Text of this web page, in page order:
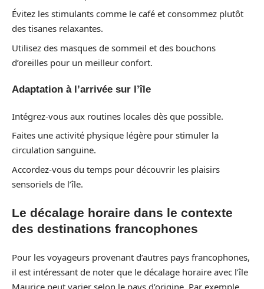
Évitez les stimulants comme le café et consommez plutôt
des tisanes relaxantes.
Utilisez des masques de sommeil et des bouchons
d’oreilles pour un meilleur confort.
Adaptation à l’arrivée sur l’île
Intégrez-vous aux routines locales dès que possible.
Faites une activité physique légère pour stimuler la
circulation sanguine.
Accordez-vous du temps pour découvrir les plaisirs
sensoriels de l’île.
Le décalage horaire dans le contexte
des destinations francophones
Pour les voyageurs provenant d’autres pays francophones,
il est intéressant de noter que le décalage horaire avec l’île
Maurice peut varier selon le pays d’origine. Par exemple,